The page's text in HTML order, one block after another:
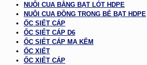
NUÔI CUA BẰNG BẠT LÓT HDPE
NUÔI CUA ĐỒNG TRONG BỂ BẠT HDPE
ỐC SIẾT CÁP
ỐC SIẾT CÁP D6
ỐC SIẾT CÁP MẠ KẼM
ỐC XIẾT
ỐC XIẾT CÁP